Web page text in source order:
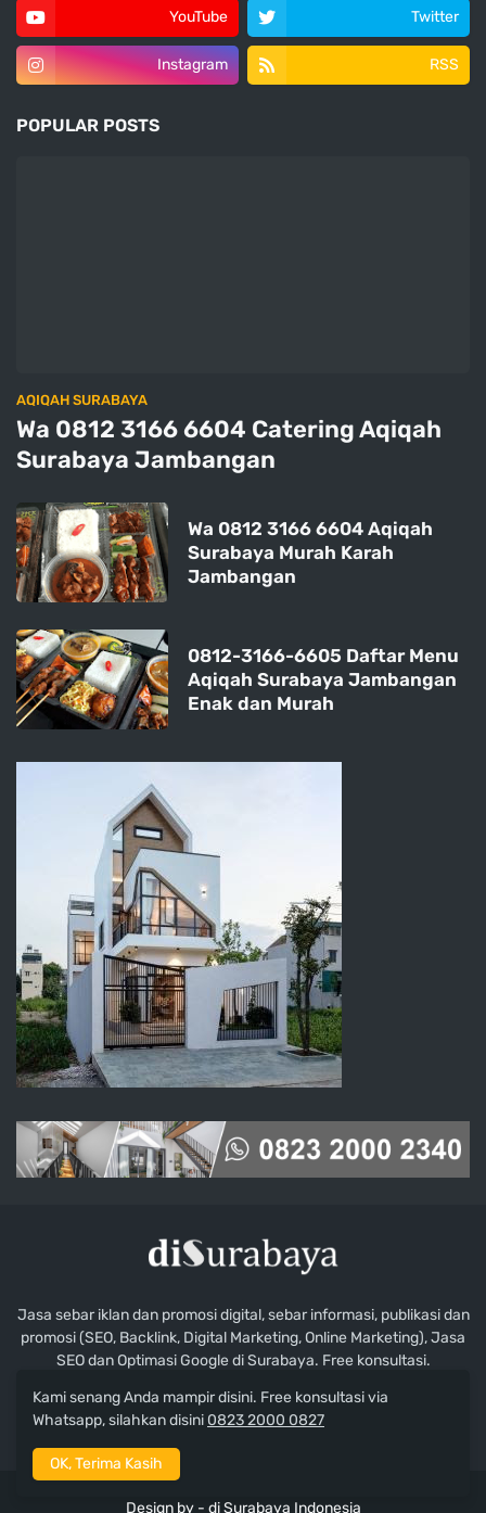
YouTube Twitter
Instagram RSS
POPULAR POSTS
AQIQAH SURABAYA
Wa 0812 3166 6604 Catering Aqiqah
Surabaya Jambangan
Wa 0812 3166 6604 Aqiqah
Surabaya Murah Karah
Jambangan
0812-3166-6605 Daftar Menu
Aqiqah Surabaya Jambangan
Enak dan Murah
Jasa sebar iklan dan promosi digital, sebar informasi, publikasi dan
promosi (SEO, Backlink, Digital Marketing, Online Marketing), Jasa
SEO dan Optimasi Google di Surabaya. Free konsultasi.
Design by - di Surabaya Indonesia
Kami senang Anda mampir disini. Free konsultasi via
Whatsapp, silahkan disini 0823 2000 0827
OK, Terima Kasih